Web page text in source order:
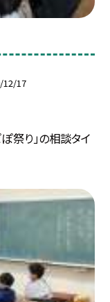
12/17
祭り」の相談タイ